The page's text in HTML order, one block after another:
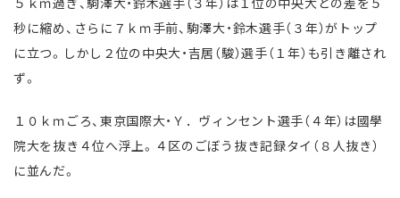
秒に縮め、さらに７ｋｍ手前、駒澤大・鈴木選手（３年）がトップ
に立つ。しかし２位の中央大・吉居（駿）選手（１年）も引き離され
ず。
１０ｋｍごろ、東京国際大・Ｙ．ヴィンセント選手（４年）は國學
院大を抜き４位へ浮上。４区のごぼう抜き記録タイ（８人抜き）
に並んだ。